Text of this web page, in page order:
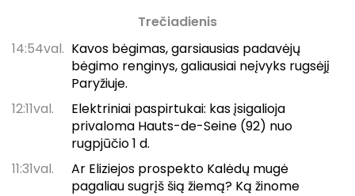
Trečiadienis
14:54val. Kavos bėgimas, garsiausias padavėjų
bėgimo renginys, galiausiai neįvyks rugsėjį
Paryžiuje.
12:11val.
Elektriniai paspirtukai: kas įsigalioja
privaloma Hauts-de-Seine (92) nuo
rugpjūčio 1 d.
11:31val.
Ar Eliziejos prospekto Kalėdų mugė
pagaliau sugrįš šią žiemą? Ką žinome